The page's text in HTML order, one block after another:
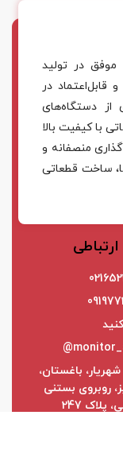
موفق در تولید
قابل‌اعتماد در
دستگاه‌های
با کیفیت بالا
منصفانه و
ساخت قطعاتی
شهریار، باغستان،
روبروی بستنی
پلاک 247